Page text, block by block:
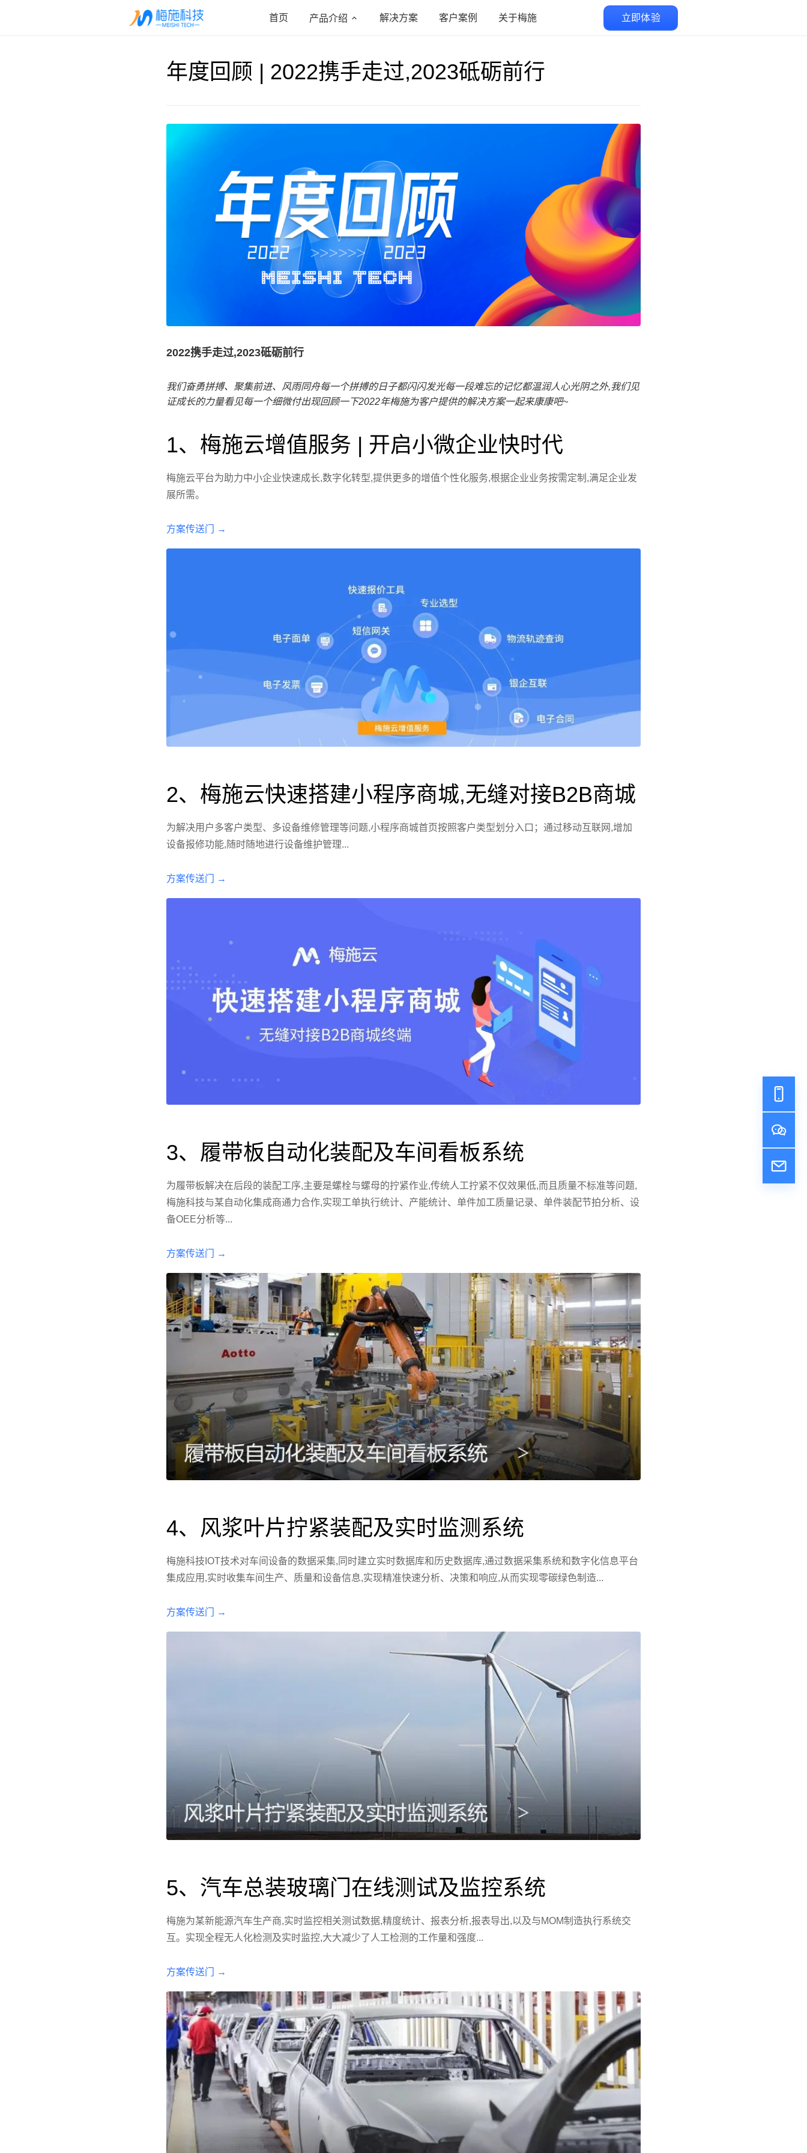
首页 产品介绍 解决方案 客户案例 关于梅施 立即体验
年度回顾 | 2022携手走过,2023砥砺前行
2022携手走过,2023砥砺前行
我们奋勇拼搏、聚集前进、风雨同舟每一个拼搏的日子都闪闪发光每一段难忘的记忆都温润人心光阴之外,我们见
证成长的力量看见每一个细微付出现回顾一下2022年梅施为客户提供的解决方案一起来康康吧~
1、梅施云增值服务 | 开启小微企业快时代
梅施云平台为助力中小企业快速成长,数字化转型,提供更多的增值个性化服务,根据企业业务按需定制,满足企业发
展所需。
方案传送门 →
2、梅施云快速搭建小程序商城,无缝对接B2B商城
为解决用户多客户类型、多设备维修管理等问题,小程序商城首页按照客户类型划分入口；通过移动互联网,增加
设备报修功能,随时随地进行设备维护管理...
方案传送门 →
3、履带板自动化装配及车间看板系统
为履带板解决在后段的装配工序,主要是螺栓与螺母的拧紧作业,传统人工拧紧不仅效果低,而且质量不标准等问题,
梅施科技与某自动化集成商通力合作,实现工单执行统计、产能统计、单件加工质量记录、单件装配节拍分析、设
备OEE分析等...
方案传送门 →
4、风浆叶片拧紧装配及实时监测系统
梅施科技IOT技术对车间设备的数据采集,同时建立实时数据库和历史数据库,通过数据采集系统和数字化信息平台
集成应用,实时收集车间生产、质量和设备信息,实现精准快速分析、决策和响应,从而实现零碳绿色制造...
方案传送门 →
5、汽车总装玻璃门在线测试及监控系统
梅施为某新能源汽车生产商,实时监控相关测试数据,精度统计、报表分析,报表导出,以及与MOM制造执行系统交
互。实现全程无人化检测及实时监控,大大减少了人工检测的工作量和强度...
方案传送门 →